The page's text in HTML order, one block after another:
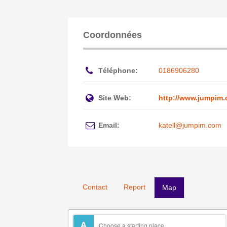
Coordonnées
Téléphone: 0186906280
Site Web: http://
Email: katell@jumpim.com
Contact Report Map